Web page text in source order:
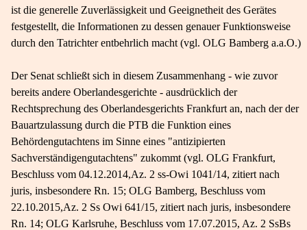
ist die generelle Zuverlässigkeit und Geeignetheit des Gerätes
festgestellt, die Informationen zu dessen genauer Funktionsweise
durch den Tatrichter entbehrlich macht (vgl. OLG Bamberg a.a.O.)
Der Senat schließt sich in diesem Zusammenhang - wie zuvor
bereits andere Oberlandesgerichte - ausdrücklich der
Rechtsprechung des Oberlandesgerichts Frankfurt an, nach der der
Bauartzulassung durch die PTB die Funktion eines
Behördengutachtens im Sinne eines "antizipierten
Sachverständigengutachtens" zukommt (vgl. OLG Frankfurt,
Beschluss vom 04.12.2014,Az. 2 ss-​Owi 1041/14, zitiert nach
juris, insbesondere Rn. 15; OLG Bamberg, Beschluss vom
22.10.2015,Az. 2 Ss Owi 641/15, zitiert nach juris, insbesondere
Rn. 14; OLG Karlsruhe, Beschluss vom 17.07.2015, Az. 2 SsBs